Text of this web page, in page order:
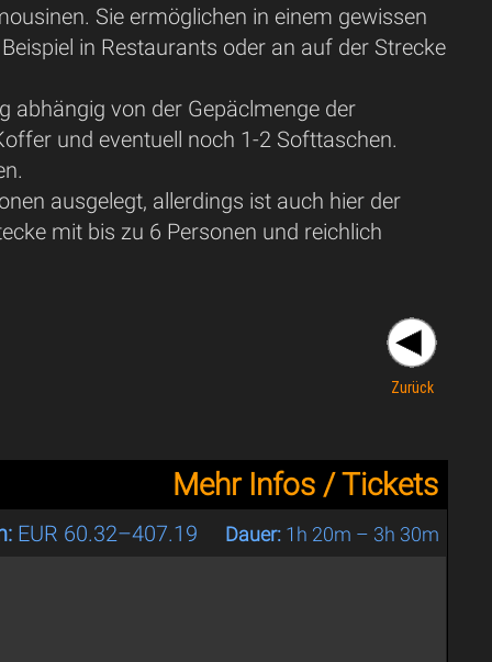
Sie ermöglichen in einem gewissen
in Restaurants oder an auf der Strecke
abhängig von der Gepäclmenge der
und eventuell noch 1-2 Softtaschen.
ausgelegt, allerdings ist auch hier der
mit bis zu 6 Personen und reichlich
Zurück
Mehr Infos / Tickets
EUR 60.32–407.19 Dauer: 1h 20m – 3h 30m